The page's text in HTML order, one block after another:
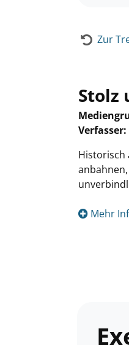
Zur
Stolz
Verfasser:
Historisch
Mehr